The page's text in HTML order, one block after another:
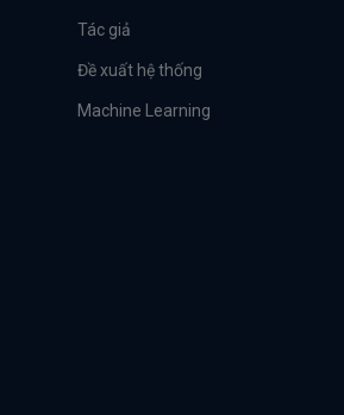
Tác giả
Đề xuất hệ thống
Machine Learning